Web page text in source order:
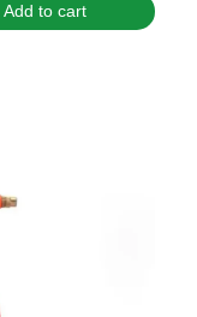
Add to cart